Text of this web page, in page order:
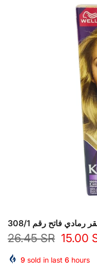
فاتح رقم 308/1
26.45 SR 15.00
9 sold in last 6 hours